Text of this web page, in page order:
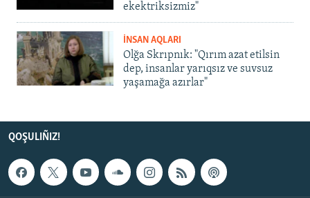
ekektriksizmiz"
İNSAN AQLARI
Olğa Skrıpnık: "Qırım azat etilsin
dep, insanlar yarıqsız ve suvsuz
yaşamağa azırlar"
QOŞULIÑIZ!